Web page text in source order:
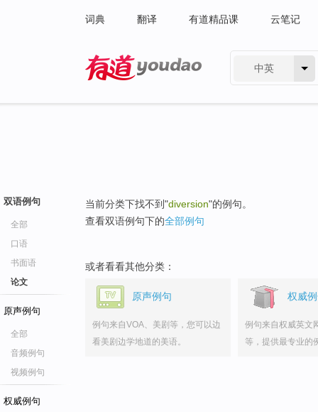
词典 翻译 有道精品课 云笔记
中英
双语例句
全部
口语
书面语
论文
原声例句
全部
音频例句
视频例句
权威例句
当前分类下找不到"diversion"的例句。
查看双语例句下的全部例句
或者看看其他分类：
原声例句
例句来自VOA、美剧等，您可以边
看美剧边学地道的美语。
权威
例句来自权威英文
等，提供最专业的